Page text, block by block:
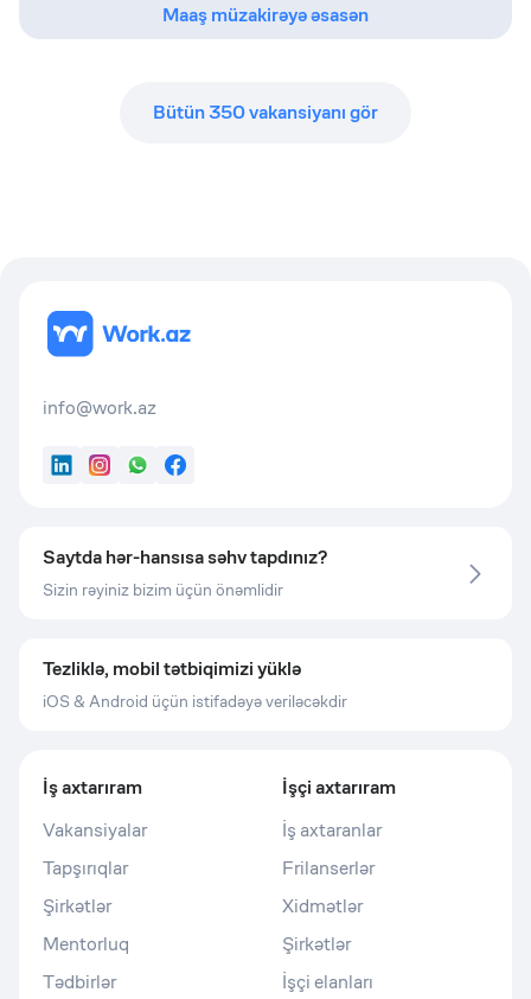
Maaş müzakirəyə əsasən
Bütün350vakansiyanı gör
info@work.az
LinkedInInstagram
WhatsApp
Facebook
Saytda hər-hansısa səhv tapdınız?
Sizin rəyiniz bizim üçün önəmlidir
Tezliklə, mobil tətbiqimizi yüklə
iOS & Android üçün istifadəyə veriləcəkdir
İş axtarıram
Vakansiyalar
Tapşırıqlar
Şirkətlər
Mentorluq
Tədbirlər
İşçi axtarıram
İş axtaranlar
Frilanserlər
Xidmətlər
Şirkətlər
İşçi elanları